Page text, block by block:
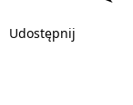
Udostępnij